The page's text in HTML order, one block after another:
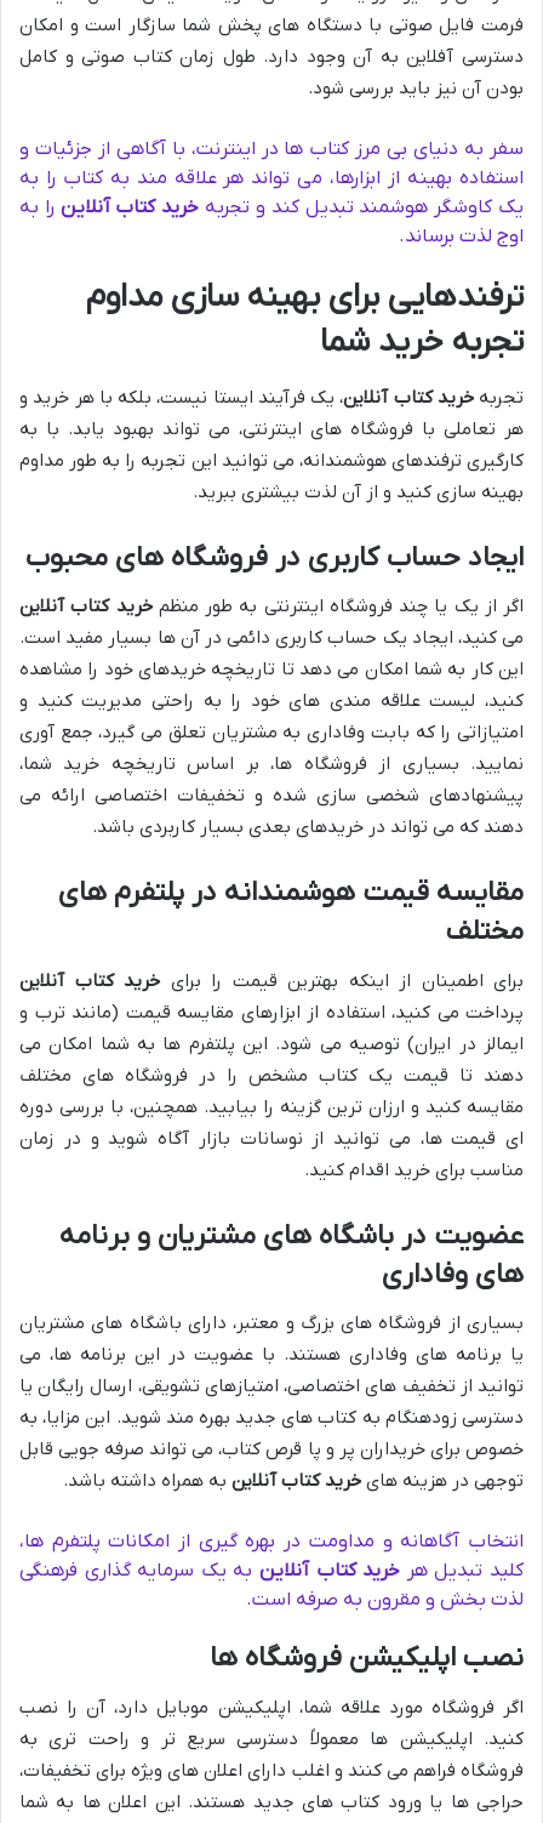
فرمت فایل صوتی با دستگاه های پخش شما سازگار است و امکان
دسترسی آفلاین به آن وجود دارد. طول زمان کتاب صوتی و کامل
بودن آن نیز باید بررسی شود.
سفر به دنیای بی مرز کتاب ها در اینترنت، با آگاهی از جزئیات و
استفاده بهینه از ابزارها، می تواند هر علاقه مند به کتاب را به
یک کاوشگر هوشمند تبدیل کند و تجربه خرید کتاب آنلاین را به
اوج لذت برساند.
ترفندهایی برای بهینه سازی مداوم
تجربه خرید شما
تجربهخرید کتاب آنلاین، یک فرآیند ایستا نیست، بلکه با هر خرید و
هر تعاملی با فروشگاه های اینترنتی، می تواند بهبود یابد. با به
کارگیری ترفندهای هوشمندانه، می توانید این تجربه را به طور مداوم
بهینه سازی کنید و از آن لذت بیشتری ببرید.
ایجاد حساب کاربری در فروشگاه های محبوب
اگر از یک یا چند فروشگاه اینترنتی به طور منظمخرید کتاب آنلاین
می کنید، ایجاد یک حساب کاربری دائمی در آن ها بسیار مفید است.
این کار به شما امکان می دهد تا تاریخچه خریدهای خود را مشاهده
کنید، لیست علاقه مندی های خود را به راحتی مدیریت کنید و
امتیازاتی را که بابت وفاداری به مشتریان تعلق می گیرد، جمع آوری
نمایید. بسیاری از فروشگاه ها، بر اساس تاریخچه خرید شما،
پیشنهادهای شخصی سازی شده و تخفیفات اختصاصی ارائه می
دهند که می تواند در خریدهای بعدی بسیار کاربردی باشد.
مقایسه قیمت هوشمندانه در پلتفرم های
مختلف
برای اطمینان از اینکه بهترین قیمت را برای خرید کتاب آنلاین
پرداخت می کنید، استفاده از ابزارهای مقایسه قیمت (مانند ترب و
ایمالز در ایران) توصیه می شود. این پلتفرم ها به شما امکان می
دهند تا قیمت یک کتاب مشخص را در فروشگاه های مختلف
مقایسه کنید و ارزان ترین گزینه را بیابید. همچنین، با بررسی دوره
ای قیمت ها، می توانید از نوسانات بازار آگاه شوید و در زمان
مناسب برای خرید اقدام کنید.
عضویت در باشگاه های مشتریان و برنامه
های وفاداری
بسیاری از فروشگاه های بزرگ و معتبر، دارای باشگاه های مشتریان
یا برنامه های وفاداری هستند. با عضویت در این برنامه ها، می
توانید از تخفیف های اختصاصی، امتیازهای تشویقی، ارسال رایگان یا
دسترسی زودهنگام به کتاب های جدید بهره مند شوید. این مزایا، به
خصوص برای خریداران پر و پا قرص کتاب، می تواند صرفه جویی قابل
توجهی در هزینه های خرید کتاب آنلاین به همراه داشته باشد.
انتخاب آگاهانه و مداومت در بهره گیری از امکانات پلتفرم ها،
کلید تبدیل هر خرید کتاب آنلاین به یک سرمایه گذاری فرهنگی
لذت بخش و مقرون به صرفه است.
نصب اپلیکیشن فروشگاه ها
اگر فروشگاه مورد علاقه شما، اپلیکیشن موبایل دارد، آن را نصب
کنید. اپلیکیشن ها معمولاً دسترسی سریع تر و راحت تری به
فروشگاه فراهم می کنند و اغلب دارای اعلان های ویژه برای تخفیفات،
حراجی ها یا ورود کتاب های جدید هستند. این اعلان ها به شما